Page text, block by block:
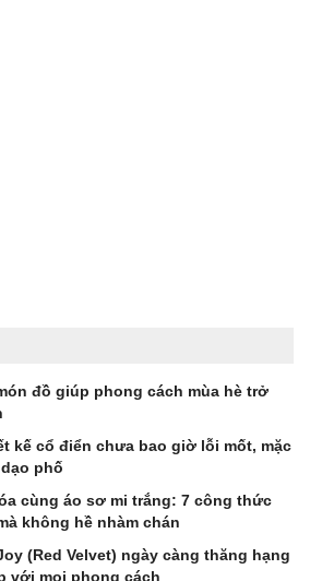
đồ giúp phong cách mùa hè trở
kế cổ điển chưa bao giờ lỗi mốt, mặc
phố
cùng áo sơ mi trắng: 7 công thức
không hề nhàm chán
(Red Velvet) ngày càng thăng hạng
với mọi phong cách